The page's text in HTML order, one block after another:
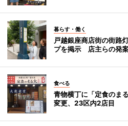
暮らす・働く
戸越銀座商店街の街路
プを掲示 店主らの発
食べる
青物横丁に「定食のま
変更、23区内2店目